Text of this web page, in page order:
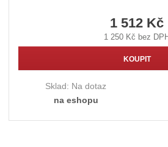
1 512 Kč
1 250 Kč bez
KOUPIT
Sklad: Na dotaz
na eshopu